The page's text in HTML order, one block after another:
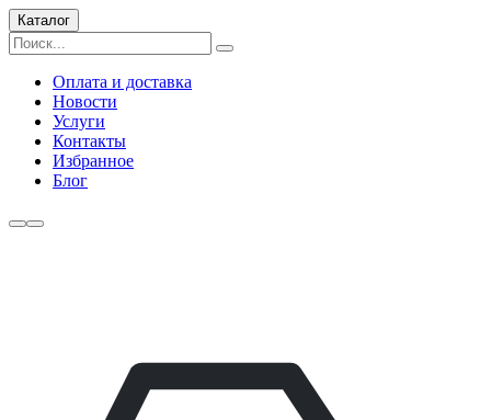
Каталог
Оплата и доставка
Новости
Услуги
Контакты
Избранное
Блог